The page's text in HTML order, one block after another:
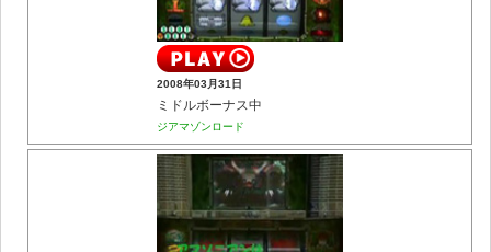
2008年03月31日
ミドルボーナス中
ジアマゾンロード